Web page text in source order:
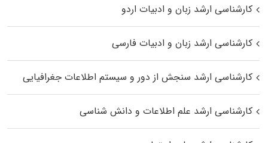
کارشناسی ارشد زبان و ادبیات اردو
کارشناسی ارشد زبان و ادبیات فارسی
کارشناسی ارشد سنجش از دور و سیستم اطلاعات جغرافیایی
کارشناسی ارشد علم اطلاعات و دانش شناسی